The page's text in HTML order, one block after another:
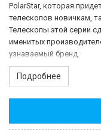
PolarStar, которая
телескопов новичкам,
Телескопы этой серии
именитых
узнаваемый бренд.
Подробнее